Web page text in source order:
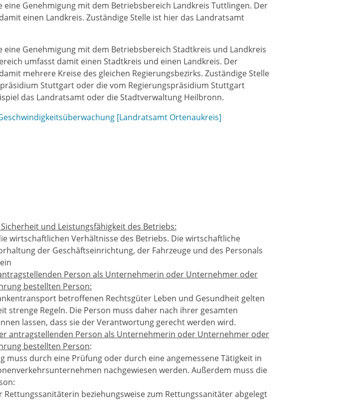
eine Genehmigung mit dem Betriebsbereich Landkreis Tuttlingen. Der
einen Landkreis. Zuständige Stelle ist hier das Landratsamt
Genehmigung mit dem Betriebsbereich Stadtkreis und Landkreis
umfasst damit einen Stadtkreis und einen Landkreis. Der
mehrere Kreise des gleichen Regierungsbezirks. Zuständige Stelle
Stuttgart oder die vom Regierungspräsidium Stuttgart
das Landratsamt oder die Stadtverwaltung Heilbronn.
[Landratsamt Ortenaukreis]
und Leistungsfähigkeit des Betriebs:
wirtschaftlichen Verhältnisse des Betriebs. Die wirtschaftliche
der Geschäftseinrichtung, der Fahrzeuge und des Personals
Person als Unternehmerin oder Unternehmer oder
bestellten Person:
betroffenen Rechtsgüter Leben und Gesundheit gelten
strenge Regeln. Die Person muss daher nach ihrer gesamten
lassen, dass sie der Verantwortung gerecht werden wird.
antragstellenden Person als Unternehmerin oder Unternehmer oder
bestellten Person:
muss durch eine Prüfung oder durch eine angemessene Tätigkeit in
nachgewiesen werden. Außerdem muss die
Rettungssanitäterin beziehungsweise zum Rettungssanitäter abgelegt